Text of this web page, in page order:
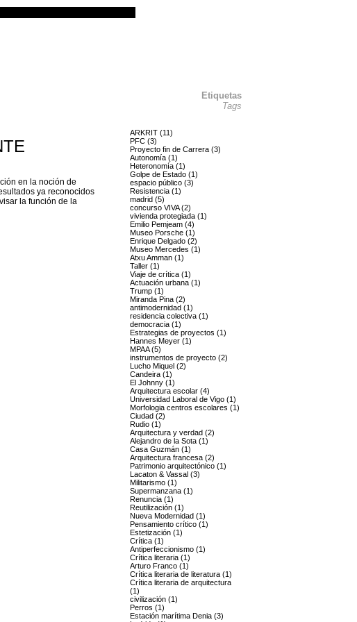
en la noción de
ya reconocidos
la función de la
Etiquetas
Tags
ARKRIT (11)
PFC (3)
Proyecto fin de Carrera (3)
Autonomía (1)
Heteronomía (1)
Golpe de Estado (1)
espacio público (3)
Resistencia (1)
madrid (5)
concurso VIVA (2)
vivienda protegiada (1)
Emilio Pemjeam (4)
Museo Porsche (1)
Enrique Delgado (2)
Museo Mercedes (1)
Atxu Amman (1)
Taller (1)
Viaje de crítica (1)
Actuación urbana (1)
Trump (1)
Miranda Pina (2)
antimodernidad (1)
residencia colectiva (1)
democracia (1)
Estrategias de proyectos (1)
Hannes Meyer (1)
MPAA (5)
instrumentos de proyecto (2)
Lucho Miquel (2)
Candeira (1)
El Johnny (1)
Arquitectura escolar (4)
Universidad Laboral de Vigo (1)
Morfologia centros escolares (1)
Ciudad (2)
Rudio (1)
Arquitectura y verdad (2)
Alejandro de la Sota (1)
Casa Guzmán (1)
Arquitectura francesa (2)
Patrimonio arquitectónico (1)
Lacaton & Vassal (3)
Militarismo (1)
Supermanzana (1)
Renuncia (1)
Reutilización (1)
Nueva Modernidad (1)
Pensamiento crítico (1)
Estetización (1)
Crítica (1)
Antiperfeccionismo (1)
Crítica literaria (1)
Arturo Franco (1)
Crítica literaria de literatura (1)
Crítica literaria de arquitectura
(1)
civilización (1)
Perros (1)
Estación marítima Denia (3)